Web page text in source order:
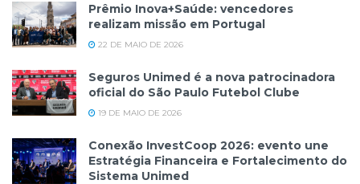
Prêmio Inova+Saúde: vencedores
realizam missão em Portugal
22 DE MAIO DE 2026
Seguros Unimed é a nova patrocinadora
oficial do São Paulo Futebol Clube
19 DE MAIO DE 2026
Conexão InvestCoop 2026: evento une
Estratégia Financeira e Fortalecimento do
Sistema Unimed